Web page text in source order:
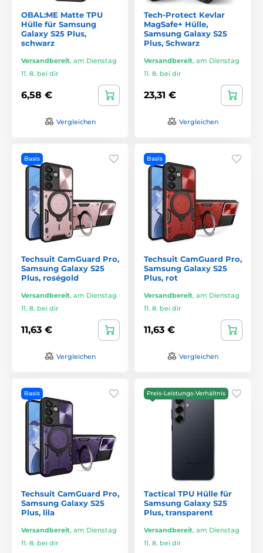
OBAL:ME Matte TPU
Hülle für Samsung
Galaxy S25 Plus,
schwarz
Versandbereit, am Dienstag
11. 8. bei dir
6,58 €
Vergleichen
Tech-Protect Kevlar
MagSafe+ Hülle,
Samsung Galaxy S25
Plus, Schwarz
Versandbereit, am Dienstag
11. 8. bei dir
23,31 €
Vergleichen
Basis
Techsuit CamGuard Pro,
Samsung Galaxy S25
Plus, roségold
Versandbereit, am Dienstag
11. 8. bei dir
11,63 €
Vergleichen
Basis
Techsuit CamGuard Pro,
Samsung Galaxy S25
Plus, rot
Versandbereit, am Dienstag
11. 8. bei dir
11,63 €
Vergleichen
Basis
Techsuit CamGuard Pro,
Samsung Galaxy S25
Plus, lila
Versandbereit, am Dienstag
11. 8. bei dir
Preis-Leistungs-Verhältnis
Tactical TPU Hülle für
Samsung Galaxy S25
Plus, transparent
Versandbereit, am Dienstag
11. 8. bei dir